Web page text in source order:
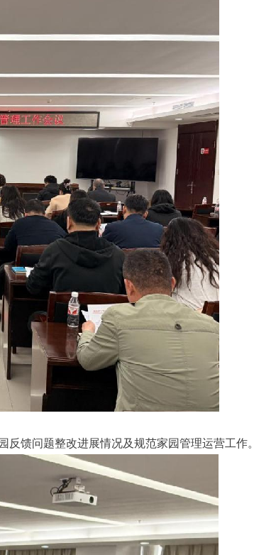
馈问题整改进展情况及规范家园管理运营工作。